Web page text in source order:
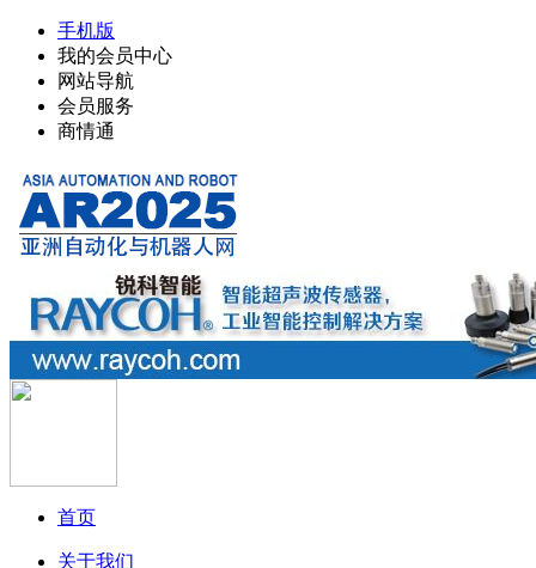
手机版
我的会员中心
网站导航
会员服务
商情通
首页
关于我们